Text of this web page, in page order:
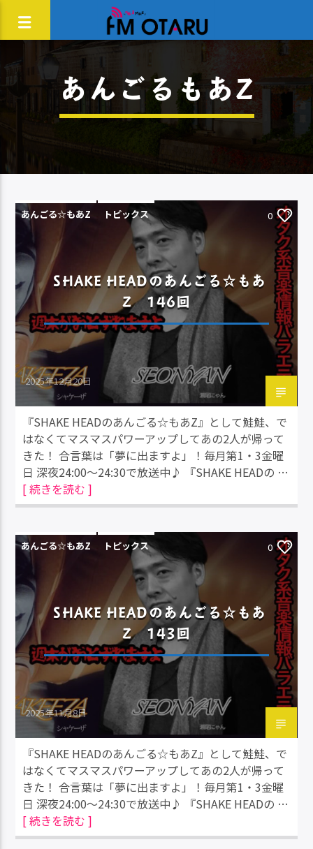
あんごるもあZ
あんごる☆もあZ トピックス 0
SHAKE HEADのあんごる☆もあ
Z 146回
2025年12月20日
『SHAKE HEADのあんごる☆もあZ』として鮭鮭、で
はなくてマスマスパワーアップしてあの2人が帰って
きた！ 合言葉は「夢に出ますよ」！毎月第1・3金曜
日 深夜24:00～24:30で放送中♪ 『SHAKE HEADの …
[ 続きを読む ]
あんごる☆もあZ トピックス 0
SHAKE HEADのあんごる☆もあ
Z 143回
2025年11月8日
『SHAKE HEADのあんごる☆もあZ』として鮭鮭、で
はなくてマスマスパワーアップしてあの2人が帰って
きた！ 合言葉は「夢に出ますよ」！毎月第1・3金曜
日 深夜24:00～24:30で放送中♪ 『SHAKE HEADの …
[ 続きを読む ]